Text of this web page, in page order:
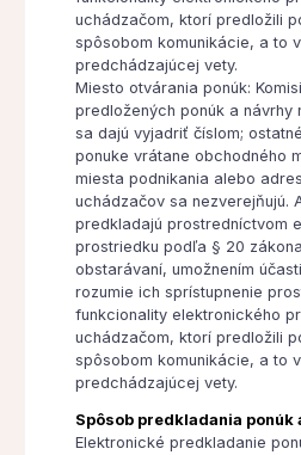
uchádzačom, ktorí predložili
spôsobom komunikácie, a to
predchádzajúcej vety.
Miesto otvárania ponúk:
predložených ponúk a návrhy
sa dajú vyjadriť číslom;
ponuke vrátane obchodného
miesta podnikania alebo
uchádzačov sa nezverejňujú.
predkladajú prostredníctvom
prostriedku podľa § 20
obstarávaní, umožnením
rozumie ich sprístupnenie
funkcionality elektronického
uchádzačom, ktorí predložili
spôsobom komunikácie, a to
predchádzajúcej vety.
Spôsob predkladania
Elektronické predkladanie